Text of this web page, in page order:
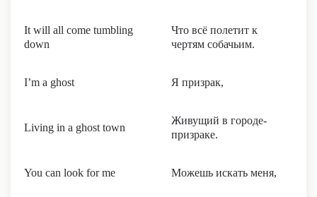
It will all come tumbling
down
Что всё полетит к
чертям собачьим.
I’m a ghost Я призрак,
Living in a ghost town
Живущий в городе-
призраке.
You can look for me Можешь искать меня,